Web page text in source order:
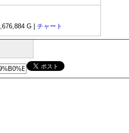
G | チャート